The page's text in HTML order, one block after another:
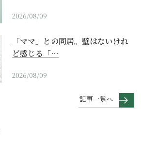
2026/08/09
「ママ」との同居。壁はないけれ
ど感じる「…
2026/08/09
記事一覧へ